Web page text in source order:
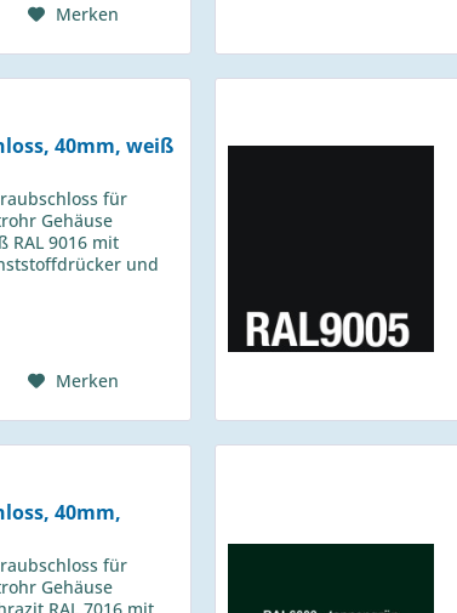
Merken
40mm, weiß
für
Gehäuse
RAL 9016 mit
und
25mm Hub - 4-
Merken
40mm,
für
Gehäuse